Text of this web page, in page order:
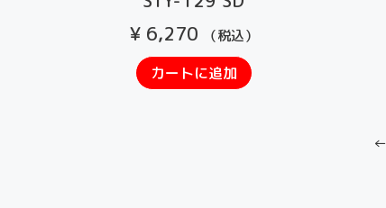
¥6,270 （税込）
カートに追加
←